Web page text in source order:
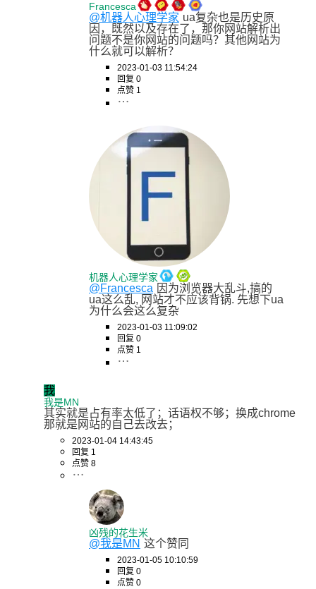
Francesca
@机器人心理学家 ua复杂也是历史原
因，既然以及存在了，那你网站解析出
问题不是你网站的问题吗？其他网站为
什么就可以解析？
2023-01-03 11:54:24
回复 0
点赞 1
机器人心理学家
@Francesca 因为浏览器大乱斗,搞的
ua这么乱, 网站才不应该背锅. 先想下ua
为什么会这么复杂
2023-01-03 11:09:02
回复 0
点赞 1
我
我是MN
其实就是占有率太低了；话语权不够；换成chrome
那就是网站的自己去改去；
2023-01-04 14:43:45
回复 1
点赞 8
凶残的花生米
@我是MN 这个赞同
2023-01-05 10:10:59
回复 0
点赞 0